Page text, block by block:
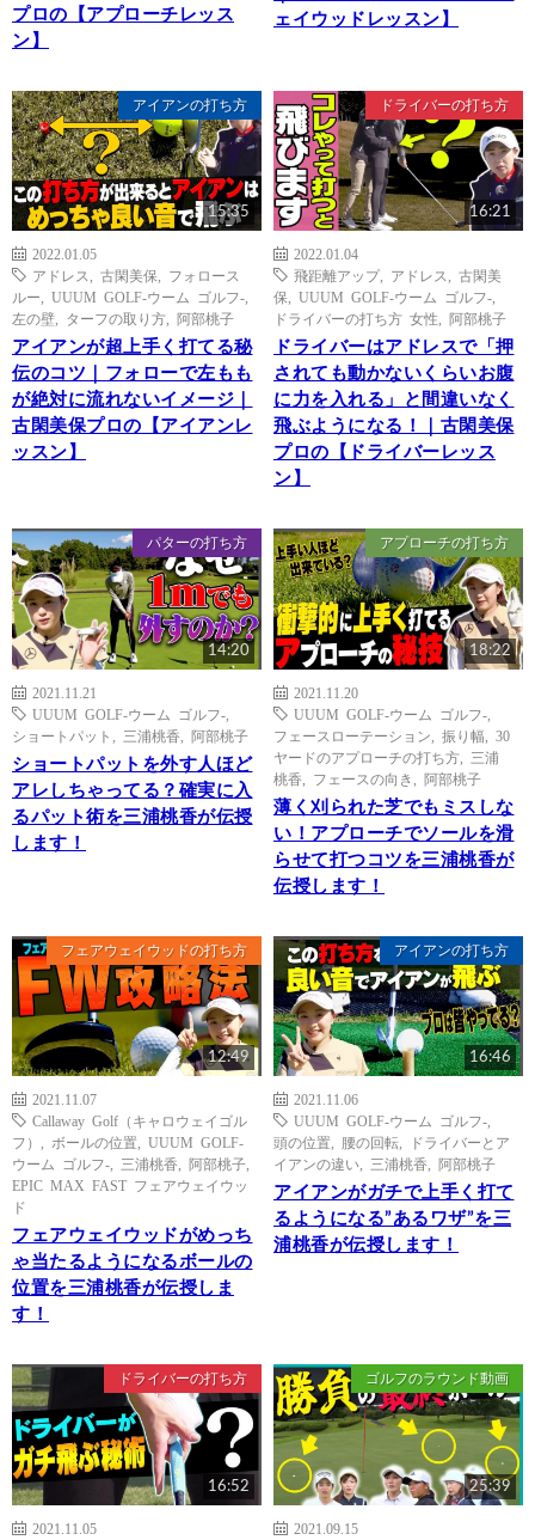
プロの【アプローチレッス
ン】
ェイウッドレッスン】
アイアンの打ち方
15:35
2022.01.05
アドレス
古閑美保
フォロース
ルー
UUUM GOLF-ウーム ゴルフ-
左の壁
ターフの取り方 阿部桃子
アイアンが超上手く打てる秘
伝のコツ｜フォローで左もも
が絶対に流れないイメージ｜
古閑美保プロの【アイアンレ
ッスン】
ドライバーの打ち方
16:21
2022.01.04
飛距離アップ, アドレス
古閑美
保
UUUM GOLF-ウーム ゴルフ-
ドライバーの打ち方 女性
阿部桃子
ドライバーはアドレスで「押
されても動かないくらいお腹
に力を入れる」と間違いなく
飛ぶようになる！｜古閑美保
プロの【ドライバーレッス
ン】
パターの打ち方
14:20
2021.11.21
UUUM GOLF-ウーム ゴルフ-
ショートパット
三浦桃香 阿部桃子
ショートパットを外す人ほど
アレしちゃってる？確実に入
るパット術を三浦桃香が伝授
します！
アプローチの打ち方
18:22
2021.11.20
UUUM GOLF-ウーム ゴルフ-
フェースローテーション
振り幅
30
ヤードのアプローチの打ち方
三浦
桃香
フェースの向き 阿部桃子
薄く刈られた芝でもミスしな
い！アプローチでソールを滑
らせて打つコツを三浦桃香が
伝授します！
フェアウェイウッドの打ち方
12:49
2021.11.07
Callaway Golf（キャロウェイゴル
フ）
ボールの位置
UUUM GOLF-
ウーム ゴルフ-
三浦桃香 阿部桃子
EPIC MAX FAST フェアウェイウッ
ド
フェアウェイウッドがめっち
ゃ当たるようになるボールの
位置を三浦桃香が伝授しま
す！
アイアンの打ち方
16:46
2021.11.06
UUUM GOLF-ウーム ゴルフ-
頭の位置
腰の回転
ドライバーとア
イアンの違い
三浦桃香 阿部桃子
アイアンがガチで上手く打て
るようになる”あるワザ”を三
浦桃香が伝授します！
ドライバーの打ち方
16:52
2021.11.05
ゴルフのラウンド動画
25:39
2021.09.15